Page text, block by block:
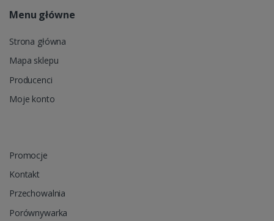
Menu główne
Strona główna
Mapa sklepu
Producenci
Moje konto
Promocje
Kontakt
Przechowalnia
Porównywarka